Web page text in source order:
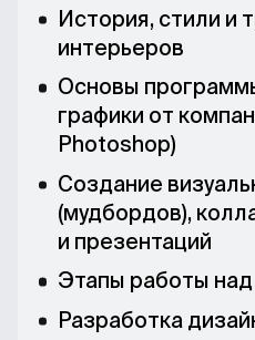
История, стили и
интерьеров
Основы
графики от
Photoshop)
Создание
(мудбордов),
и презентаций
Этапы работы
Разработка
Практика от
дизайнерской
Space
LULU space — это бренд
с производством полного
в Московской области.
создает лаконичную
и функциональную мебель
шпона и массива дуба
по собственному